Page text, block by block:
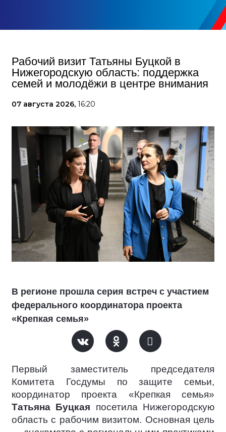
Рабочий визит Татьяны Буцкой в
Нижегородскую область: поддержка
семей и молодёжи в центре внимания
07 августа 2026, 16:20
В регионе прошла серия встреч с участием
федерального координатора проекта
«Крепкая семья»
Первый заместитель председателя
Комитета Госдумы по защите семьи,
координатор проекта «Крепкая семья»
Татьяна Буцкая посетила Нижегородскую
область с рабочим визитом. Основная цель